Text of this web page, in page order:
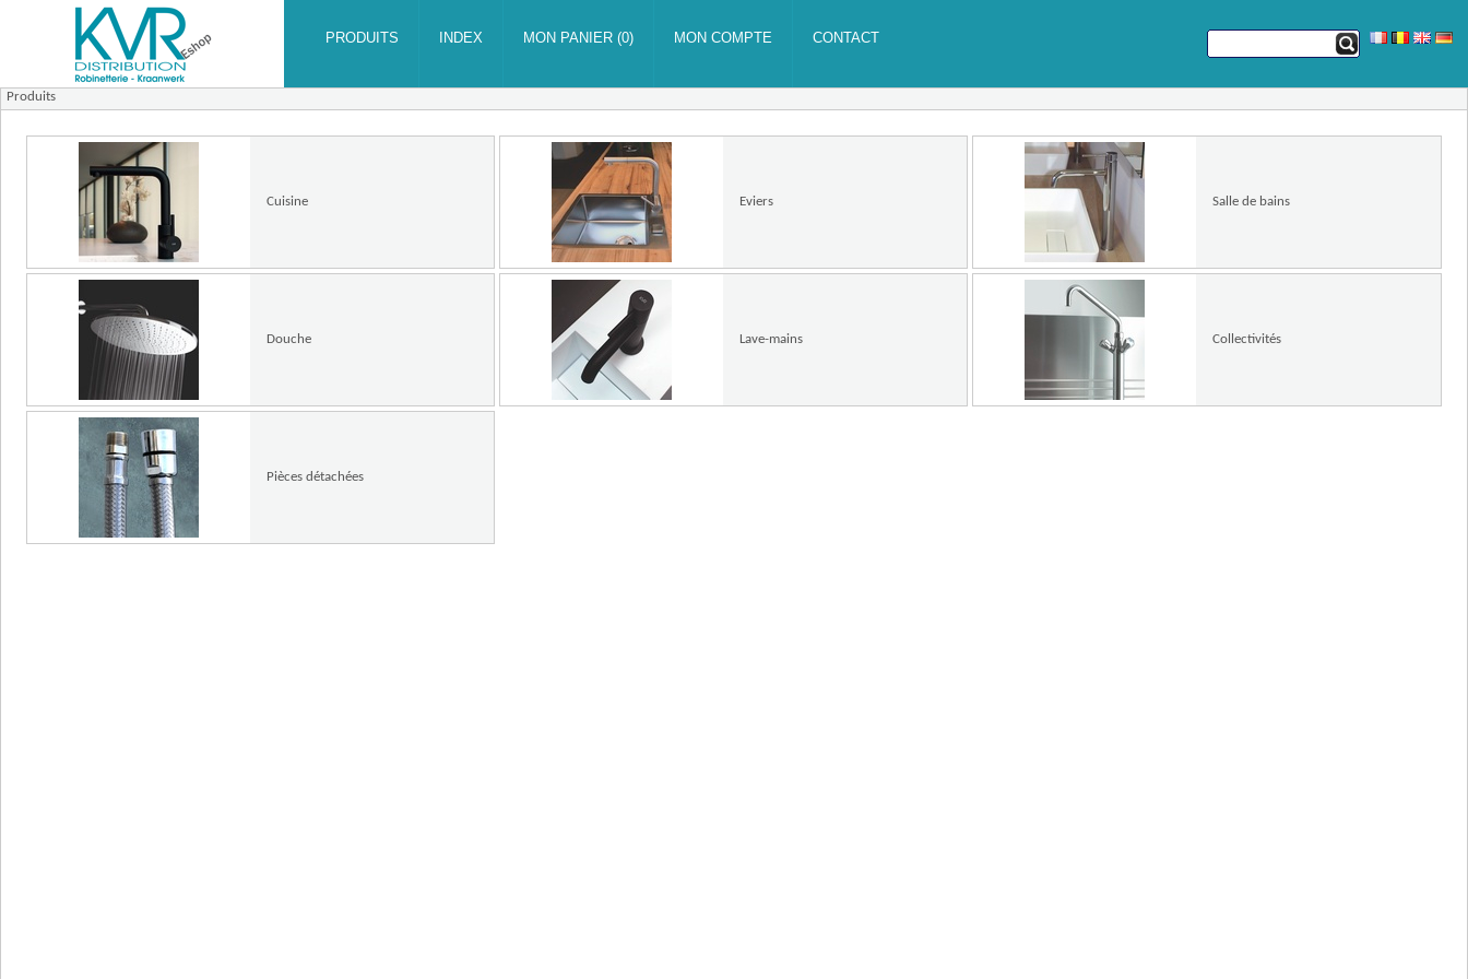
Produits